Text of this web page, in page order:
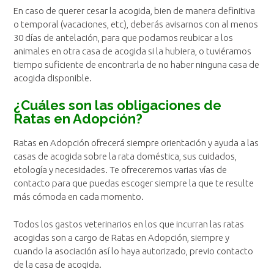
En caso de querer cesar la acogida, bien de manera definitiva
o temporal (vacaciones, etc), deberás avisarnos con al menos
30 días de antelación, para que podamos reubicar a los
animales en otra casa de acogida si la hubiera, o tuviéramos
tiempo suficiente de encontrarla de no haber ninguna casa de
acogida disponible.
¿Cuáles son las obligaciones de
Ratas en Adopción?
Ratas en Adopción ofrecerá siempre orientación y ayuda a las
casas de acogida sobre la rata doméstica, sus cuidados,
etología y necesidades. Te ofreceremos varias vías de
contacto para que puedas escoger siempre la que te resulte
más cómoda en cada momento.
Todos los gastos veterinarios en los que incurran las ratas
acogidas son a cargo de Ratas en Adopción, siempre y
cuando la asociación así lo haya autorizado, previo contacto
de la casa de acogida.